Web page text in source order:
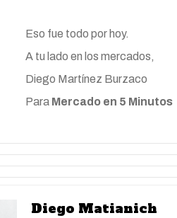
Eso fue todo por hoy.
A tu lado en los mercados,
Diego Martínez Burzaco
Para Mercado en 5 Minutos
Diego Matianich